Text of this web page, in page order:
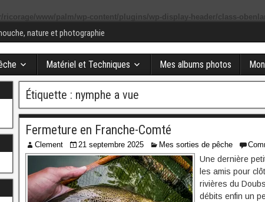
ricorage/www/palm/wp-content/plugins/wp-display-header/class-
nature et photographie
Matériel et Techniques Mes albums photos
Étiquette : nymphe a vue
Fermeture en Franche-Comté
Clement 21 septembre 2025 Mes sorties de pêche
Une dernière
les amis pour
rivières du
débits enfin un